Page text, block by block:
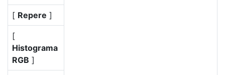
[ Repere ]
[
Histograma
RGB ]